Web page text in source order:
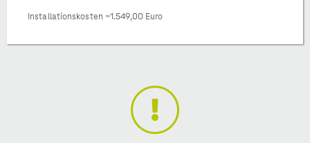
Installationskosten ~1.549,00 Euro